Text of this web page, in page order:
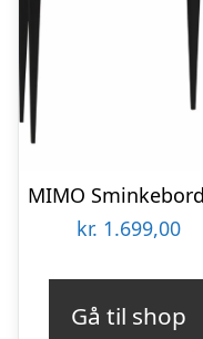
kr. 1.699,00
Gå til shop